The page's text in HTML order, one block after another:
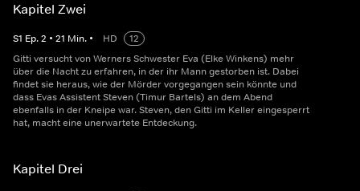
Kapitel Zwei
S1 Ep.2 • 21 Min. • HD
12
Gitti versucht von Werners Schwester Eva (Elke Winkens) mehr
über die Nacht zu erfahren, in der ihr Mann gestorben ist. Dabei
findet sie heraus, wie der Mörder vorgegangen sein könnte und
dass Evas Assistent Steven (Timur Bartels) an dem Abend
ebenfalls in der Kneipe war. Steven, den Gitti im Keller eingesperrt
hat, macht eine unerwartete Entdeckung.
Kapitel Drei